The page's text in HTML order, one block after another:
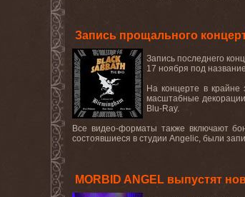
Запись прощального
Запись последнего
17 ноября под
На концерте в крайне
масштабные декорации
Blu-Ray.
Все видео-форматы также включают
состоявшиеся в студии Angelic, были
MORBID ANGEL выпустят